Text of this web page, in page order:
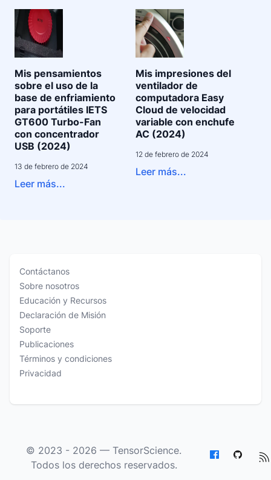
Mis pensamientos
sobre el uso de la
base de enfriamiento
para portátiles IETS
GT600 Turbo-Fan
con concentrador
USB (2024)
13 de febrero de 2024
Leer más...
Mis impresiones del
ventilador de
computadora Easy
Cloud de velocidad
variable con enchufe
AC (2024)
12 de febrero de 2024
Leer más...
Contáctanos
Sobre nosotros
Educación y Recursos
Declaración de Misión
Soporte
Publicaciones
Términos y condiciones
Privacidad
© 2023 - 2026 — TensorScience.
Todos los derechos reservados.